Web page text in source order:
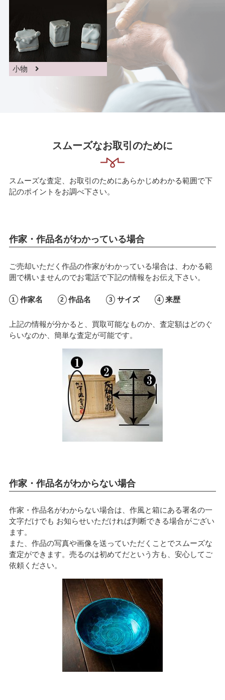
小物
スムーズなお取引のために
スムーズな査定、お取引のためにあらかじめわかる範囲で下
記のポイントをお調べ下さい。
作家・作品名がわかっている場合
ご売却いただく作品の作家がわかっている場合は、わかる範
囲で構いませんのでお電話で下記の情報をお伝え下さい。
作家名 作品名 サイズ 来歴
上記の情報が分かると、買取可能なものか、査定額はどのぐ
らいなのか、簡単な査定が可能です。
作家・作品名がわからない場合
作家・作品名がわからない場合は、作風と箱にある署名の一
文字だけでも お知らせいただければ判断できる場合がござい
ます。
また、作品の写真や画像を送っていただくことでスムーズな
査定ができます。売るのは初めてだという方も、安心してご
依頼ください。